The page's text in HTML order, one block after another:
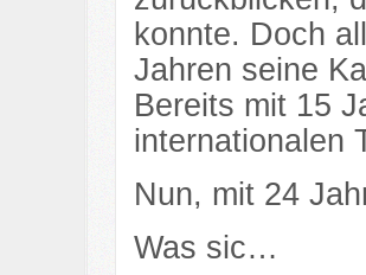
konnte. Doch
Jahren seine
Bereits mit 15
internationalen
Nun, mit 24
Was sic…